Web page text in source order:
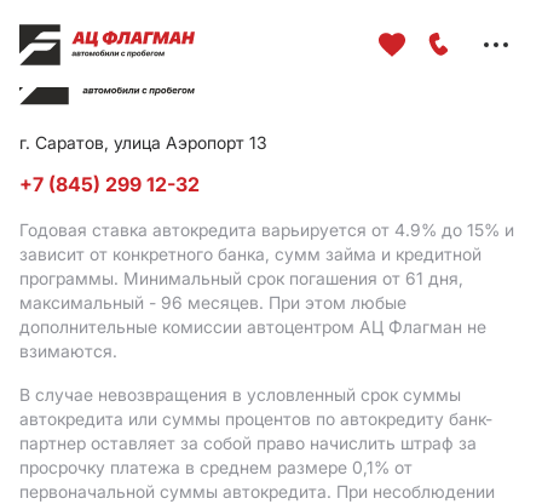
г. Саратов, улица Аэропорт 13
+7 (845) 299 12-32
Годовая ставка автокредита варьируется от 4.9% до 15% и
зависит от конкретного банка, сумм займа и кредитной
программы. Минимальный срок погашения от 61 дня,
максимальный - 96 месяцев. При этом любые
дополнительные комиссии автоцентром АЦ Флагман не
взимаются.
В случае невозвращения в условленный срок суммы
автокредита или суммы процентов по автокредиту банк-
партнер оставляет за собой право начислить штраф за
просрочку платежа в среднем размере 0,1% от
первоначальной суммы автокредита. При несоблюдении